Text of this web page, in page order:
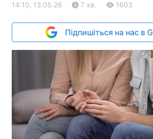
14:10, 13.05.26 7 хв. 1603
Підпишіться на нас в